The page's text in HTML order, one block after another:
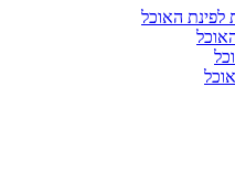
לפינת האוכל